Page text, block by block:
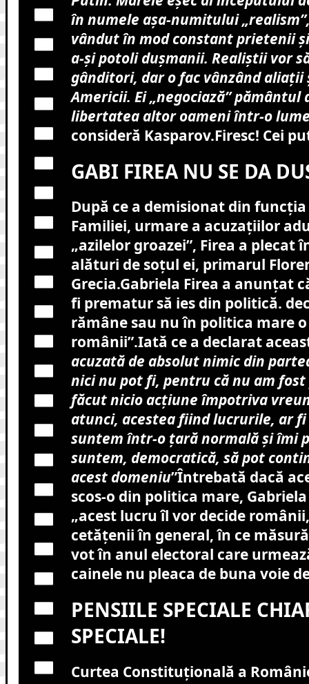
în numele așa-numitului
vândut în mod constant prietenii
a-și potoli dușmanii. Realiștii vor
gânditori, dar o fac vânzând aliații
Americii. Ei „negociază” pământul
libertatea altor oameni într-o
consideră Kasparov.Firesc! Cei
GABI FIREA NU SE DA
După ce a demisionat din
Familiei, urmare a acuzațiilor
„azilelor groazei”, Firea a plecat
alături de soțul ei, primarul
Grecia.Gabriela Firea a anunțat
fi prematur să ies din politică.
rămâne sau nu în politica mare
românii”.Iată ce a declarat
acuzată de absolut nimic din
nici nu pot fi, pentru că nu am
făcut nicio acțiune împotriva
atunci, acestea fiind lucrurile, ar fi
suntem într-o țară normală și îmi
suntem, democratică, să pot
acest domeniu”Întrebată dacă
scos-o din politica mare, Gabriela
„acest lucru îl vor decide
cetățenii în general, în ce
vot în anul electoral care
cainele nu pleaca de buna voie
PENSIILE SPECIALE
SPECIALE!
Curtea Constituțională a